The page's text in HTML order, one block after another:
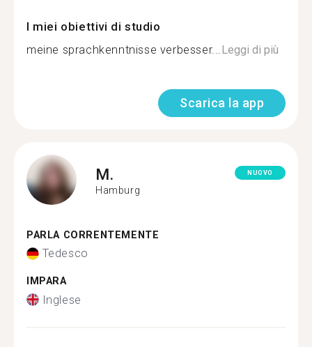
I miei obiettivi di studio
meine sprachkenntnisse verbesser... Leggi di più
Scarica la app
M.
Hamburg
NUOVO
PARLA CORRENTEMENTE
Tedesco
IMPARA
Inglese